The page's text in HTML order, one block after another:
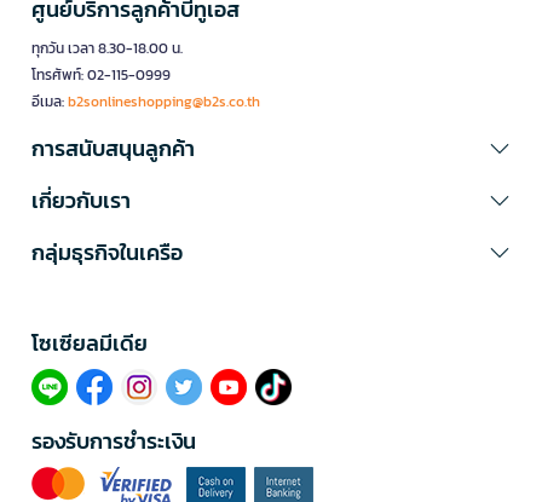
ศูนย์บริการลูกค้าบีทูเอส
ทุกวัน เวลา 8.30-18.00 น.
โทรศัพท์: 02-115-0999
อีเมล:b2sonlineshopping@b2s.co.th
การสนับสนุนลูกค้า
เกี่ยวกับเรา
กลุ่มธุรกิจในเครือ
โซเซียลมีเดีย​
รองรับการชำระเงิน